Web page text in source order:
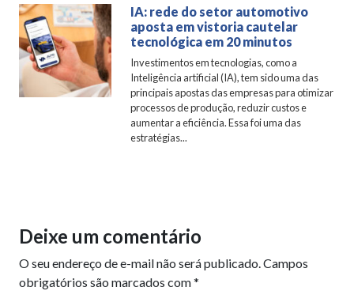
IA: rede do setor automotivo
aposta em vistoria cautelar
tecnológica em 20 minutos
Investimentos em tecnologias, como a
Inteligência artificial (IA), tem sido uma das
principais apostas das empresas para otimizar
processos de produção, reduzir custos e
aumentar a eficiência. Essa foi uma das
estratégias...
Deixe um comentário
O seu endereço de e-mail não será publicado.Campos
obrigatórios são marcados com*